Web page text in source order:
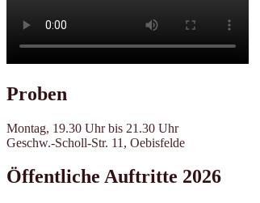
Proben
Montag, 19.30 Uhr bis 21.30 Uhr
Geschw.-Scholl-Str. 11, Oebisfelde
Öffentliche Auftritte 2026